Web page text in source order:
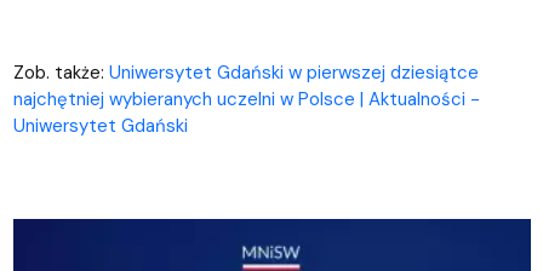
Zob. także: Uniwersytet Gdański w pierwszej dziesiątce
najchętniej wybieranych uczelni w Polsce | Aktualności -
Uniwersytet Gdański